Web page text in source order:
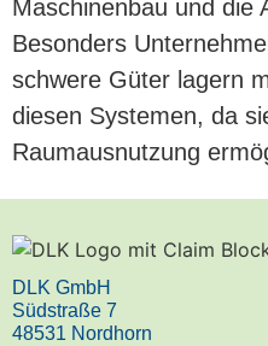
Maschinenbau und die
Besonders
schwere Güter lagern
diesen Systemen, da
Raumausnutzung
DLK GmbH
Südstraße 7
48531 Nordhorn